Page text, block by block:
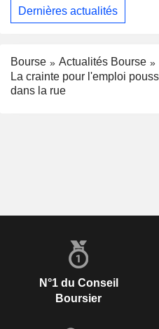
Dernières actualités
Bourse
Actualités Bourse
La crainte pour l'emploi
dans la rue
N°1 du Conseil
Boursier